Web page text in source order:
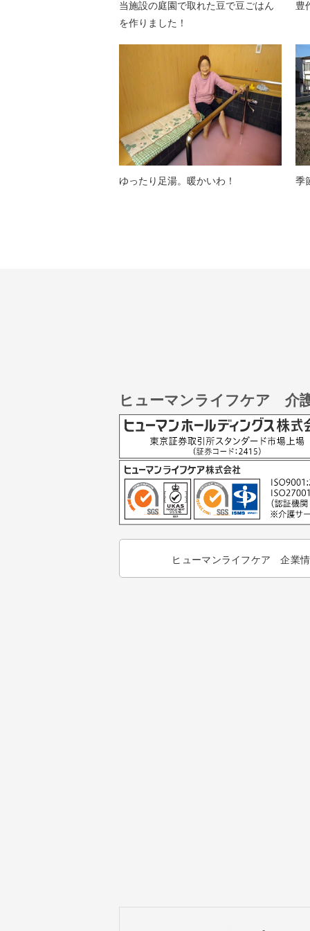
当施設の庭園で取れた豆で豆ごはん
を作りました！
豊
ゆったり足湯。暖かいわ！ 季
ヒューマンライフケア 介
ヒューマンライフケア 企業